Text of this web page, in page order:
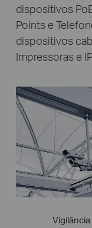
dispositivos
Points e
dispositivos
Impressoras e
Vigilância